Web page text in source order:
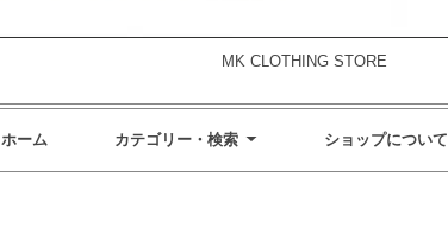
MK CLOTHING STORE
ホーム カテゴリー・検索 ショップについて